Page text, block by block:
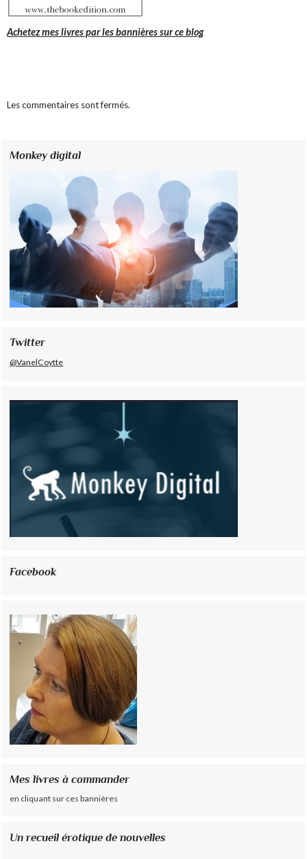
Achetez mes livres par les bannières sur ce blog
Les commentaires sont fermés.
Monkey digital
Twitter
@VanelCoytte
Facebook
Mes livres à commander
en cliquant sur ces bannières
Un recueil érotique de nouvelles